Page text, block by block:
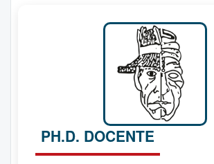
PH.D. DOCENTE